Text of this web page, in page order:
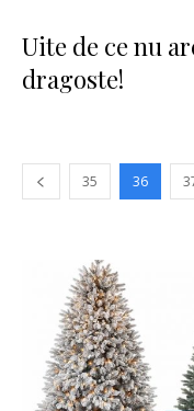
Uite de ce nu
dragoste!
35 36